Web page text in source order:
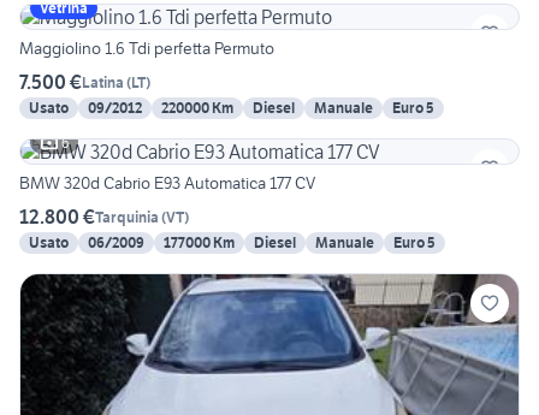
Vetrina
Maggiolino 1.6 Tdi perfetta Permuto
7.500 €Latina (LT)
Usato
09/2012 220000 Km Diesel Manuale
Euro 5
6
BMW 320d Cabrio E93 Automatica 177 CV
12.800 €Tarquinia (VT)
Usato
06/2009 177000 Km Diesel Manuale Euro 5